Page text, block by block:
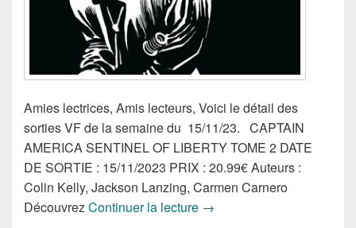
Amies lectrices, Amis lecteurs, Voici le détail des
sorties VF de la semaine du 15/11/23. CAPTAIN
AMERICA SENTINEL OF LIBERTY TOME 2 DATE
DE SORTIE : 15/11/2023 PRIX : 20.99€ Auteurs :
Colin Kelly, Jackson Lanzing, Carmen Carnero
DécouvrezContinuer la lecture Sorties des Comics VF de
→